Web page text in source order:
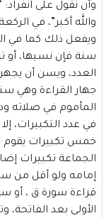
وأن نقول على انفراد:
والله أكبر”، في
ويفعل ذلك كما في
سنة فإن نسيها، أو
العدد، ويسن أن
جهار القراءة وهي
المأموم في صلاته
في عدد التكبيرات،
خمس تكبيرات يقوم
الجماعة تكبيرات
إمامه ولو أقل من
قراءة سورة ق ، أو
الأولى بعد